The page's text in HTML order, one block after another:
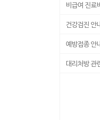
비급여 진료
건강검진 안
예방접종 안
· 예방접종
대리처방 관